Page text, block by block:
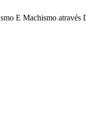
E Machismo